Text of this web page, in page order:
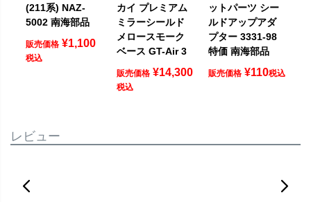
(211系) NAZ-
5002 南海部品
販売価格 ¥1,100
税込
カイ プレミアム
ミラーシールド
メロースモーク
ベース GT-Air 3
販売価格 ¥14,300
税込
ットパーツ シー
ルドアップアダ
プター 3331-98
特価 南海部品
販売価格 ¥110税込
レビュー